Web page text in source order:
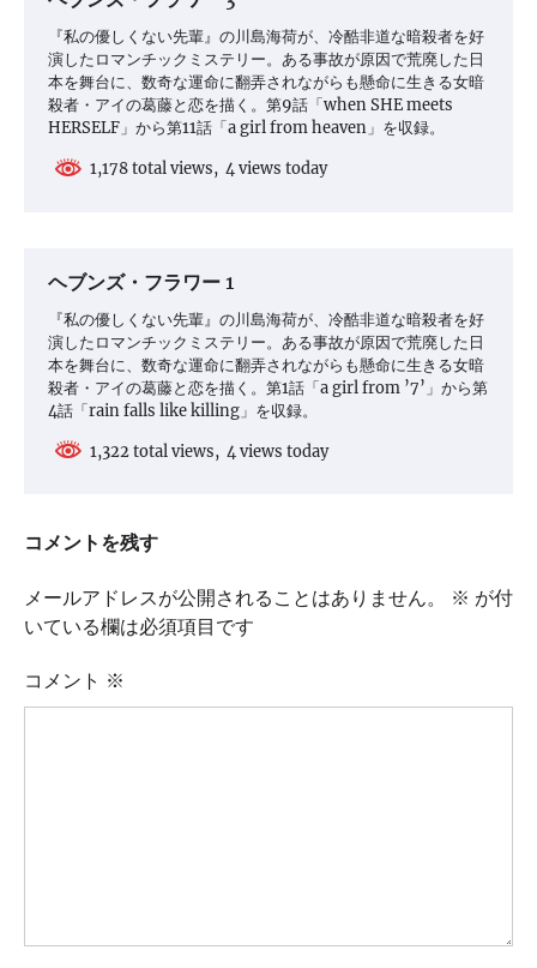
『私の優しくない先輩』の川島海荷が、冷酷非道な暗殺者を好
演したロマンチックミステリー。ある事故が原因で荒廃した日
本を舞台に、数奇な運命に翻弄されながらも懸命に生きる女暗
殺者・アイの葛藤と恋を描く。第9話「when SHE meets
HERSELF」から第11話「a girl from heaven」を収録。
1,178 total views, 4 views today
ヘブンズ・フラワー 1
『私の優しくない先輩』の川島海荷が、冷酷非道な暗殺者を好
演したロマンチックミステリー。ある事故が原因で荒廃した日
本を舞台に、数奇な運命に翻弄されながらも懸命に生きる女暗
殺者・アイの葛藤と恋を描く。第1話「a girl from ’7’」から第
4話「rain falls like killing」を収録。
1,322 total views, 4 views today
コメントを残す
メールアドレスが公開されることはありません。 ※ が付
いている欄は必須項目です
コメント ※